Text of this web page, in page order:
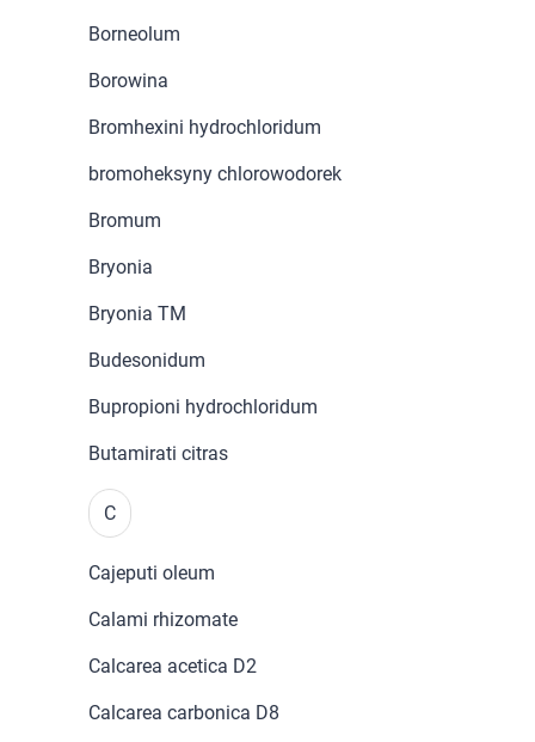
Borneolum
Borowina
Bromhexini hydrochloridum
bromoheksyny chlorowodorek
Bromum
Bryonia
Bryonia TM
Budesonidum
Bupropioni hydrochloridum
Butamirati citras
C
Cajeputi oleum
Calami rhizomate
Calcarea acetica D2
Calcarea carbonica D8